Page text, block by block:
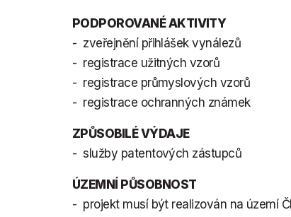
PODPOROVANÉ AKTIVITY
- zveřejnění přihlášek vynálezů
- registrace užitných vzorů
- registrace průmyslových vzorů
- registrace ochranných známek
ZPŮSOBILÉ VÝDAJE
- služby patentových zástupců
ÚZEMNÍ PŮSOBNOST
- projekt musí být realizován na území